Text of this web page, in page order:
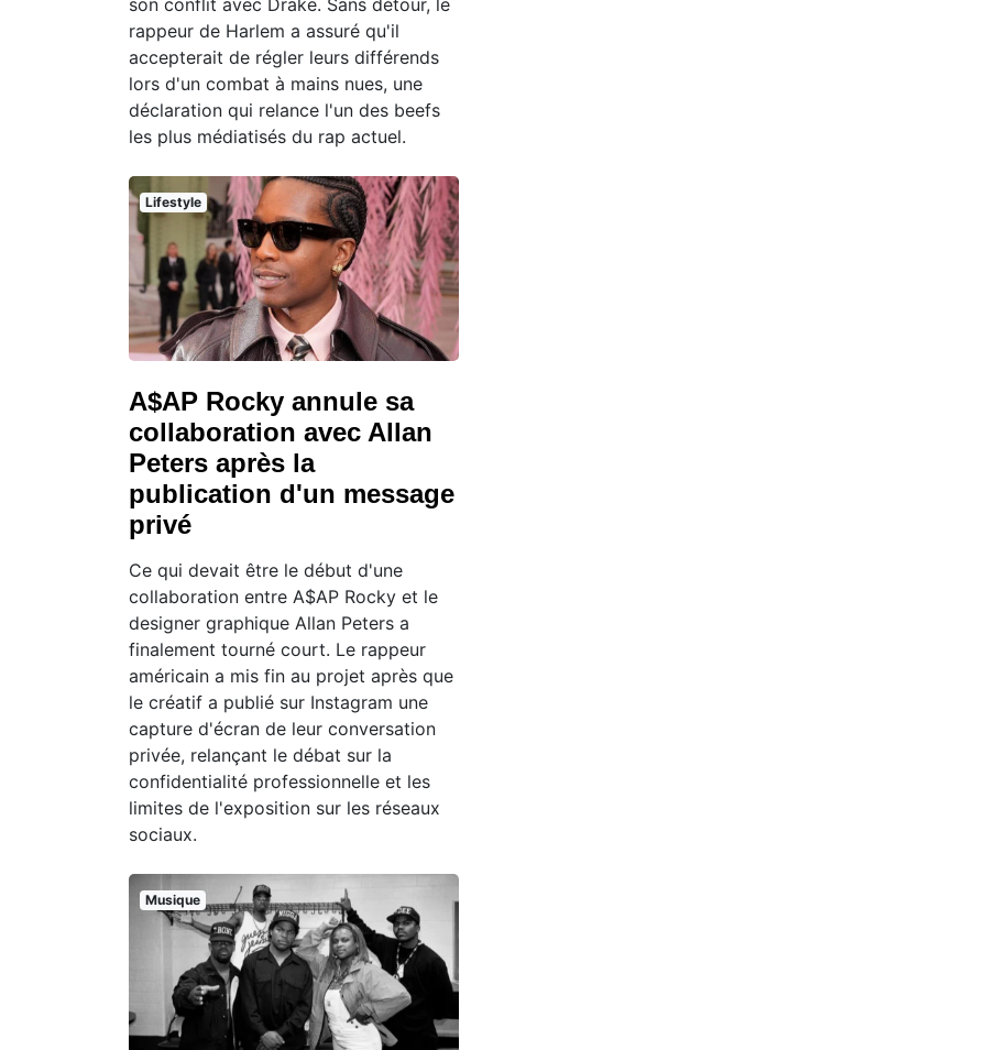
rappeur de Harlem a assuré qu'il
accepterait de régler leurs différends
lors d'un combat à mains nues, une
déclaration qui relance l'un des beefs
les plus médiatisés du rap actuel.
Lifestyle
A$AP Rocky annule sa
collaboration avec Allan
Peters après la
publication d'un message
privé
Ce qui devait être le début d'une
collaboration entre A$AP Rocky et le
designer graphique Allan Peters a
finalement tourné court. Le rappeur
américain a mis fin au projet après que
le créatif a publié sur Instagram une
capture d'écran de leur conversation
privée, relançant le débat sur la
confidentialité professionnelle et les
limites de l'exposition sur les réseaux
sociaux.
Musique